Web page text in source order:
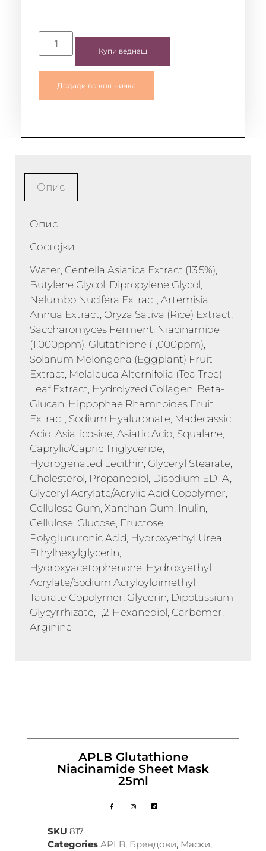
Купи веднаш
Додади во кошничка
Опис
Опис
Состојки
Water, Centella Asiatica Extract (13.5%),
Butylene Glycol, Dipropylene Glycol,
Nelumbo Nucifera Extract, Artemisia
Annua Extract, Oryza Sativa (Rice) Extract,
Saccharomyces Ferment, Niacinamide
(1,000ppm), Glutathione (1,000ppm),
Solanum Melongena (Eggplant) Fruit
Extract, Melaleuca Alternifolia (Tea Tree)
Leaf Extract, Hydrolyzed Collagen, Beta-
Glucan, Hippophae Rhamnoides Fruit
Extract, Sodium Hyaluronate, Madecassic
Acid, Asiaticoside, Asiatic Acid, Squalane,
Caprylic/Capric Triglyceride,
Hydrogenated Lecithin, Glyceryl Stearate,
Cholesterol, Propanediol, Disodium EDTA,
Glyceryl Acrylate/Acrylic Acid Copolymer,
Cellulose Gum, Xanthan Gum, Inulin,
Cellulose, Glucose, Fructose,
Polyglucuronic Acid, Hydroxyethyl Urea,
Ethylhexylglycerin,
Hydroxyacetophenone, Hydroxyethyl
Acrylate/Sodium Acryloyldimethyl
Taurate Copolymer, Glycerin, Dipotassium
Glycyrrhizate, 1,2-Hexanediol, Carbomer,
Arginine
APLB Glutathione
Niacinamide Sheet Mask
25ml
SKU 817
Categories APLB, Брендови, Маски,